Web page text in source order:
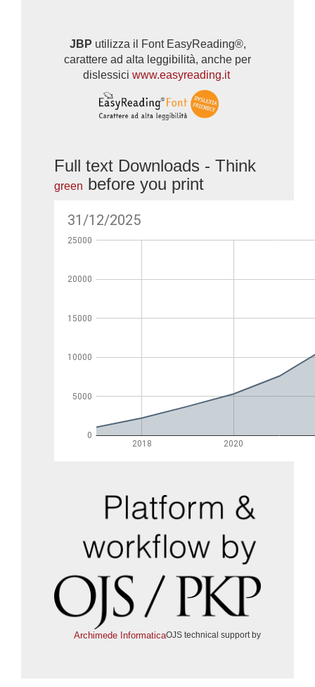
JBP utilizza il Font EasyReading®,
carattere ad alta leggibilità, anche per
dislessici www.easyreading.it
Full text Downloads - Think
green before you print
OJS technical support by
Archimede Informatica